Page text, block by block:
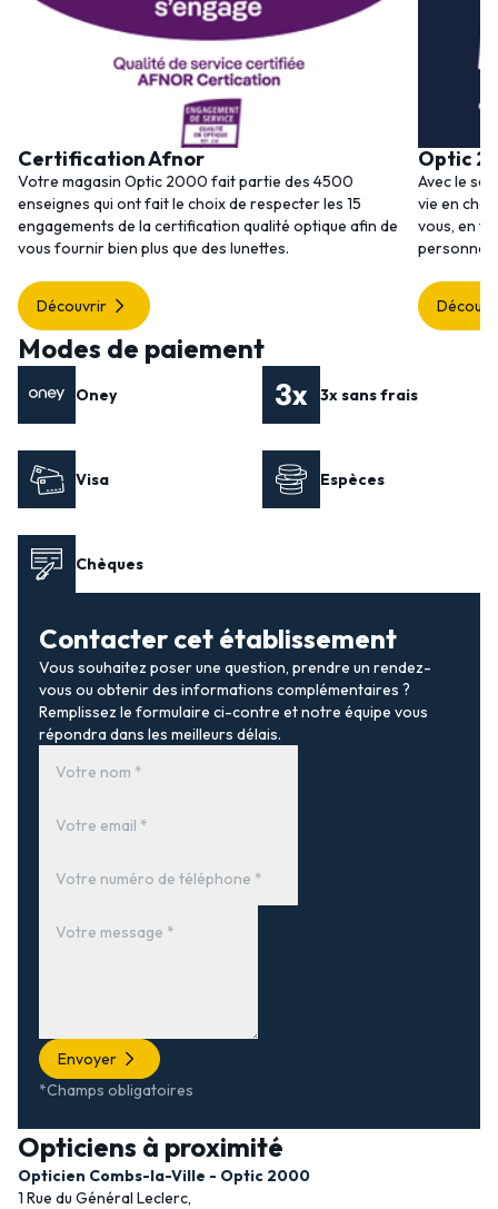
Certification Afnor
Votre magasin Optic 2000 fait partie des 4500
enseignes qui ont fait le choix de respecter les 15
engagements de la certification qualité optique afin de
vous fournir bien plus que des lunettes.
Découvrir
Optic
Avec le
vie en
vous, en
Modes de paiement
Oney 3x sans frais
Visa Espèces
Chèques
Contacter cet établissement
Vous souhaitez poser une question, prendre un rendez-
vous ou obtenir des informations complémentaires ?
Remplissez le formulaire ci-contre et notre équipe vous
répondra dans les meilleurs délais.
Envoyer
*Champs obligatoires
Opticiens à proximité
Opticien Combs-la-Ville - Optic 2000
1 Rue du Général Leclerc,